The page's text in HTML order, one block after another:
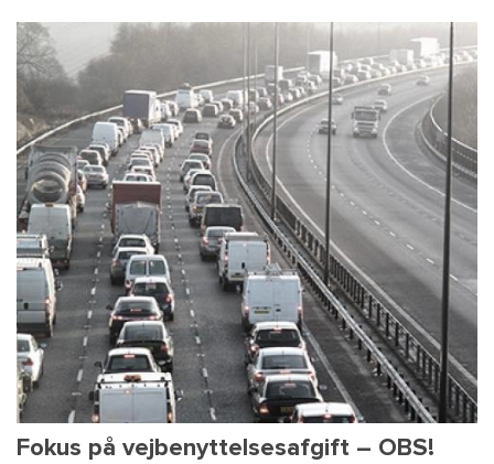
Fokus på vejbenyttelsesafgift – OBS!